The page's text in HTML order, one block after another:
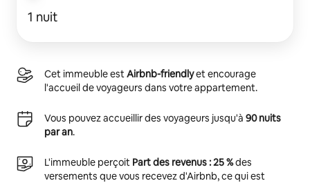
1 nuit
Cet immeuble estAirbnb-friendlyet encourage
l'accueil de voyageurs dans votre appartement.
Vous pouvez accueillir des voyageurs jusqu'à 90 nuits
par an.
L'immeuble perçoit Part des revenus : 25 %des
versements que vous recevez d'Airbnb, ce qui est